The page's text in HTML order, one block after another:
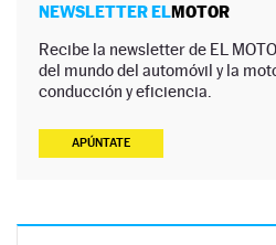
NEWSLETTER ELMOTOR
Recibe la newsletter de EL
del mundo del automóvil y la
conducción y eficiencia.
APÚNTATE